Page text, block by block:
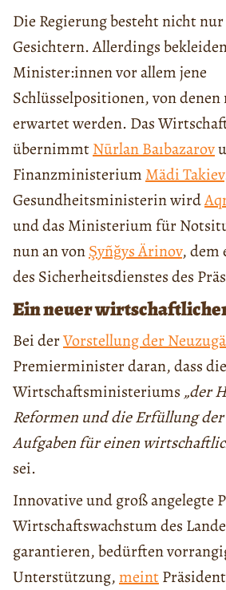
Die Regierung besteht nicht nur
Gesichtern. Allerdings
Minister:innen vor allem jene
Schlüsselpositionen, von denen
erwartet werden. Das
übernimmtNūrlan Baıbazarov
Finanzministerium Mädi Takiev
Gesundheitsministerin wird
und das Ministerium für
nun an vonŞyñğys Ärinov, dem
des Sicherheitsdienstes des
Ein neuer
Bei derVorstellung der
Premierminister daran, dass
Wirtschaftsministeriums „der
Reformen und die Erfüllung
Aufgaben für einen
sei.
Innovative und groß angelegte
Wirtschaftswachstum des
garantieren, bedürften
Unterstützung,meint